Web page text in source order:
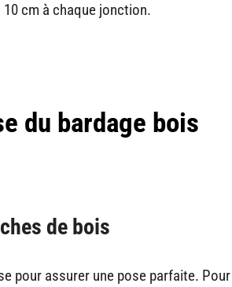
cm à chaque jonction.
du bardage bois
de bois
pour assurer une pose parfaite.